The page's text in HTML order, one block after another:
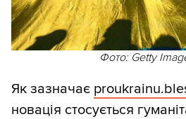
Фото: Getty
Як зазначає
новація стосується